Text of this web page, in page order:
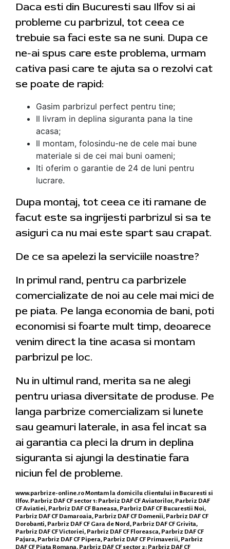
Daca esti din Bucuresti sau Ilfov si ai
probleme cu parbrizul, tot ceea ce
trebuie sa faci este sa ne suni. Dupa ce
ne-ai spus care este problema, urmam
cativa pasi care te ajuta sa o rezolvi cat
se poate de rapid:
Gasim parbrizul perfect pentru tine;
Il livram in deplina siguranta pana la tine
acasa;
Il montam, folosindu-ne de cele mai bune
materiale si de cei mai buni oameni;
Iti oferim o garantie de 24 de luni pentru
lucrare.
Dupa montaj, tot ceea ce iti ramane de
facut este sa ingrijesti parbrizul si sa te
asiguri ca nu mai este spart sau crapat.
De ce sa apelezi la serviciile noastre?
In primul rand, pentru ca parbrizele
comercializate de noi au cele mai mici de
pe piata. Pe langa economia de bani, poti
economisi si foarte mult timp, deoarece
venim direct la tine acasa si montam
parbrizul pe loc.
Nu in ultimul rand, merita sa ne alegi
pentru uriasa diversitate de produse. Pe
langa parbrize comercializam si lunete
sau geamuri laterale, in asa fel incat sa
ai garantia ca pleci la drum in deplina
siguranta si ajungi la destinatie fara
niciun fel de probleme.
www.parbrize-online.roMontam la domicilu clientului in Bucuresti si
Ilfov. Parbriz DAF CF sector 1: Parbriz DAF CF Aviatorilor, Parbriz DAF
CF Aviatiei, Parbriz DAF CF Baneasa, Parbriz DAF CF Bucurestii Noi,
Parbriz DAF CF Damaroaia, Parbriz DAF CF Domenii, Parbriz DAF CF
Dorobanti, Parbriz DAF CF Gara de Nord, Parbriz DAF CF Grivita,
Parbriz DAF CF Victoriei, Parbriz DAF CF Floreasca, Parbriz DAF CF
Pajura, Parbriz DAF CF Pipera, Parbriz DAF CF Primaverii, Parbriz
DAF CF Piata Romana. Parbriz DAF CF sector 2: Parbriz DAF CF